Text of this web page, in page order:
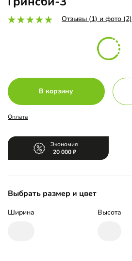
Отзывы (1) и фото (2)
В корзину
Оплата
Экономия
20 000
Выбрать размер и цвет
Ширина Высота